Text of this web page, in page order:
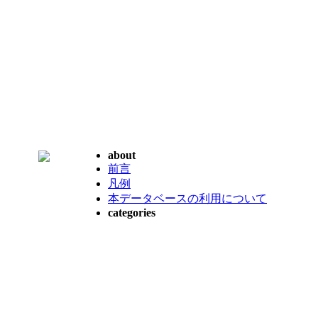
about
前言
凡例
本データベースの利用について
categories